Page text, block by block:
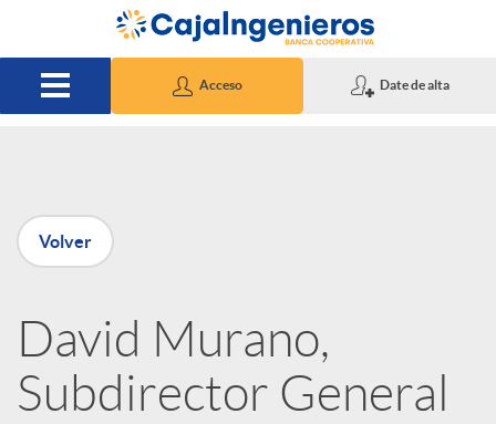
Saltar al contenido principal
Acceso Date de alta
P
u
b
Volver
David Murano,
Subdirector General